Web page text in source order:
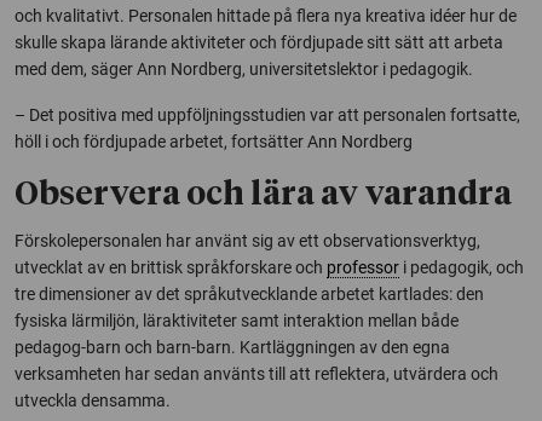
och kvalitativt. Personalen hittade på flera nya kreativa idéer hur de
skulle skapa lärande aktiviteter och fördjupade sitt sätt att arbeta
med dem, säger Ann Nordberg, universitetslektor i pedagogik.
– Det positiva med uppföljningsstudien var att personalen fortsatte,
höll i och fördjupade arbetet, fortsätter Ann Nordberg
Observera och lära av varandra
Förskolepersonalen har använt sig av ett observationsverktyg,
utvecklat av en brittisk språkforskare och professor i pedagogik, och
tre dimensioner av det språkutvecklande arbetet kartlades: den
fysiska lärmiljön, läraktiviteter samt interaktion mellan både
pedagog-barn och barn-barn. Kartläggningen av den egna
verksamheten har sedan använts till att reflektera, utvärdera och
utveckla densamma.